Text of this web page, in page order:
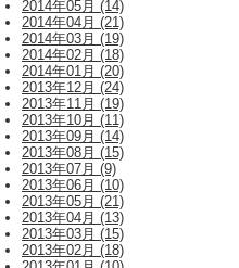
2014年05月 (14)
2014年04月 (21)
2014年03月 (19)
2014年02月 (18)
2014年01月 (20)
2013年12月 (24)
2013年11月 (19)
2013年10月 (11)
2013年09月 (14)
2013年08月 (15)
2013年07月 (9)
2013年06月 (10)
2013年05月 (21)
2013年04月 (13)
2013年03月 (15)
2013年02月 (18)